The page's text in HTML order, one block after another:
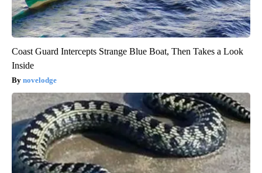
Coast Guard Intercepts Strange Blue Boat, Then Takes a Look
Inside
novelodge